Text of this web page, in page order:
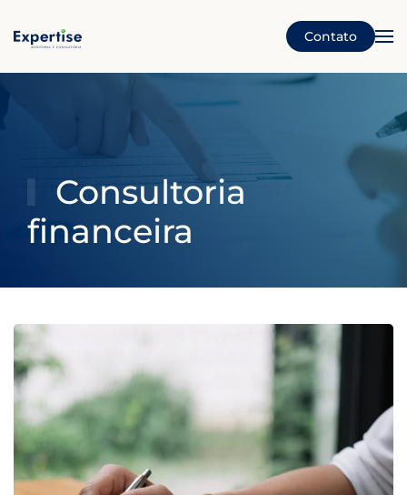
Skip to main content Contato
Consultoria
financeira